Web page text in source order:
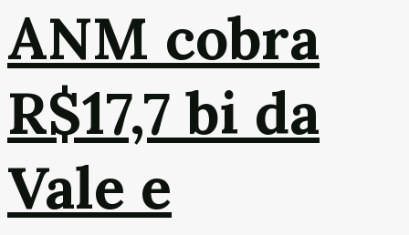
ANM cobra
R$17,7 bi da
Vale e